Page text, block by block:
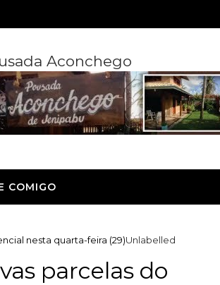
Aconchego
COMIGO
Unlabelled
nesta quarta-feira (29)
parcelas do